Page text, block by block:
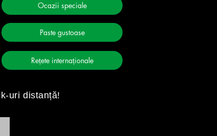
Ocazii speciale
Paste gustoase
Rețete internaționale
uri distanță!